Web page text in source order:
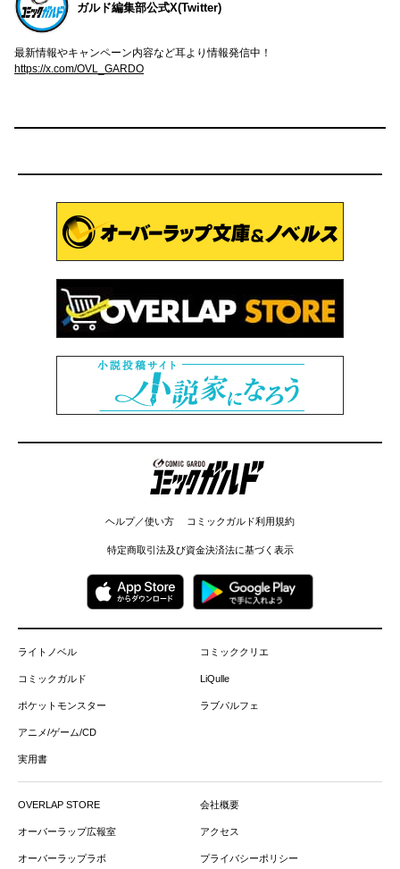
ガルド編集部公式X(Twitter)
最新情報やキャンペーン内容など耳より情報発信中！
https://x.com/OVL_GARDO
コミックガルド
ヘルプ／使い方 コミックガルド利用規約
特定商取引法及び資金決済法に基づく表示
ライトノベル
コミックガルド
ポケットモンスター
アニメ/ゲーム/CD
実用書
コミッククリエ
LiQulle
ラブパルフェ
OVERLAP STORE
オーバーラップ広報室
オーバーラップラボ
会社概要
アクセス
プライバシーポリシー